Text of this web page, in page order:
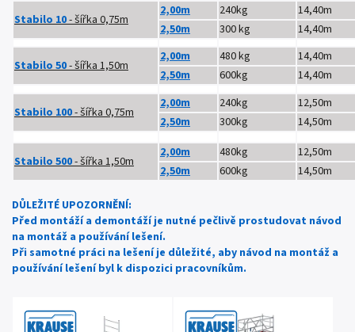
Stabilo 10- šířka 0,75m
2,00m 240kg
14,40m
2,50m
300 kg 14,40m
Stabilo 50- šířka 1,50m
2,00m 480 kg
14,40m
2,50m
600kg 14,40m
Stabilo 100- šířka 0,75m
2,00m 240kg
12,50m
2,50m
300kg 14,50m
Stabilo 500- šířka 1,50m
2,00m 480kg
12,50m
2,50m
600kg 14,50m
DŮLEŽITÉ UPOZORNĚNÍ:
Před montáží a demontáží je nutné pečlivě prostudovat návod
na montáž a používání lešení.
Při samotné práci na lešení je důležité, aby návod na montáž a
používání lešení byl k dispozici pracovníkům.